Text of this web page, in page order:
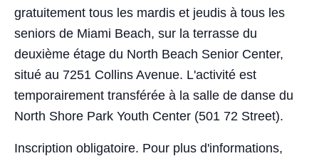
gratuitement tous les mardis et jeudis à tous les
seniors de Miami Beach, sur la terrasse du
deuxième étage du North Beach Senior Center,
situé au 7251 Collins Avenue. L'activité est
temporairement transférée à la salle de danse du
North Shore Park Youth Center (501 72 Street).
Inscription obligatoire. Pour plus d'informations,